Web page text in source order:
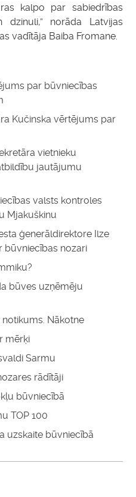
kalpo par sabiedrības
dzinuli,” norāda Latvijas
vadītāja Baiba Fromane.
par būvniecības
Kučinska vērtējums par
vietnieku
jautājumu
valsts kontroles
Mjakuškinu
ģenerāldirektore Ilze
būvniecības nozari
būves uzņēmēju
notikums. Nākotne
mērķi
Sarmu
rādītāji
būvniecībā
TOP 100
uzskaite būvniecībā